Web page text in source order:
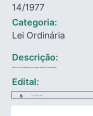
14/1977
Categoria:
Lei Ordinária
Descrição:
Eleva os vencimentos dos cargos públicos municipais
Edital:
Lei_14_1977.pdf